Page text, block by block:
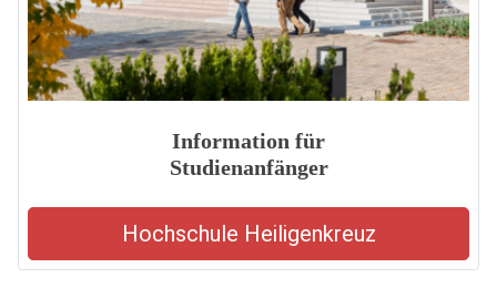
Information für
Studienanfänger
Hochschule Heiligenkreuz